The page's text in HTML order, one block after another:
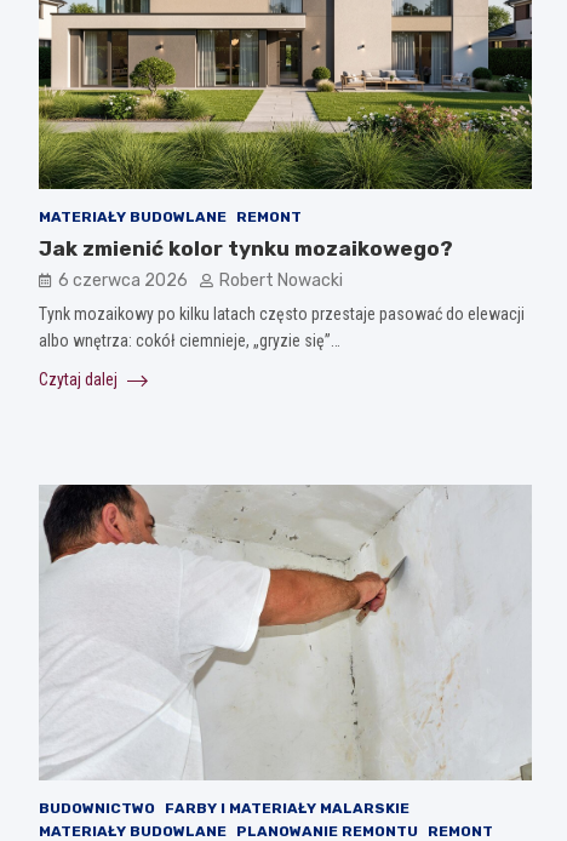
MATERIAŁY BUDOWLANE REMONT
Jak zmienić kolor tynku mozaikowego?
6 czerwca 2026 Robert Nowacki
Tynk mozaikowy po kilku latach często przestaje pasować do elewacji
albo wnętrza: cokół ciemnieje, „gryzie się”…
Czytaj dalej
BUDOWNICTWO
FARBY I MATERIAŁY MALARSKIE
MATERIAŁY BUDOWLANE
PLANOWANIE REMONTU REMONT